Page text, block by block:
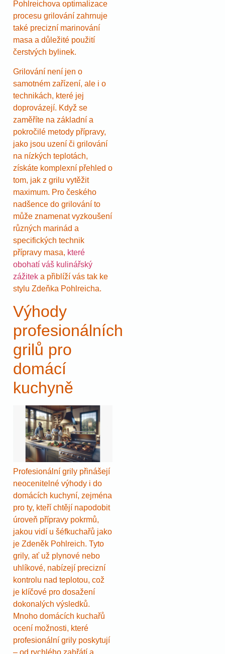
Pohlreichova optimalizace
procesu grilování zahrnuje
také precizní marinování
masa a důležité použití
čerstvých bylinek.
Grilování není jen o
samotném zařízení, ale i o
technikách, které jej
doprovázejí. Když se
zaměříte na základní a
pokročilé metody přípravy,
jako jsou uzení či grilování
na nízkých teplotách,
získáte komplexní přehled o
tom, jak z grilu vytěžit
maximum. Pro českého
nadšence do grilování to
může znamenat vyzkoušení
různých marinád a
specifických technik
přípravy masa, které
obohatí váš kulinářský
zážitek a přiblíží vás tak ke
stylu Zdeňka Pohlreicha.
Výhody
profesionálních
grilů pro
domácí
kuchyně
Profesionální grily přinášejí
neocenitelné výhody i do
domácích kuchyní, zejména
pro ty, kteří chtějí napodobit
úroveň přípravy pokrmů,
jakou vidí u šéfkuchařů jako
je Zdeněk Pohlreich. Tyto
grily, ať už plynové nebo
uhlíkové, nabízejí precizní
kontrolu nad teplotou, což
je klíčové pro dosažení
dokonalých výsledků.
Mnoho domácích kuchařů
ocení možnosti, které
profesionální grily poskytují
– od rychlého zahřátí a